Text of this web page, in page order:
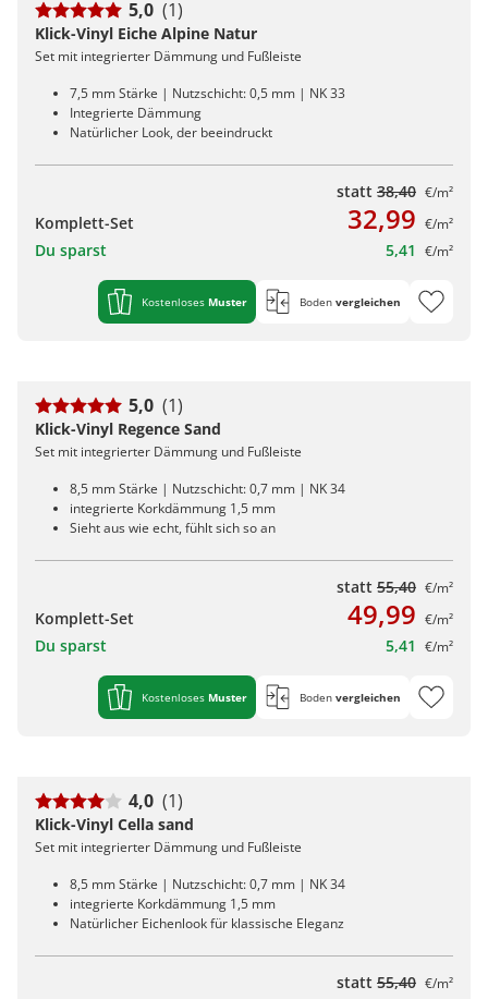
5,0 (1)
Klick-Vinyl Eiche Alpine Natur
Set mit integrierter Dämmung und Fußleiste
7,5 mm Stärke | Nutzschicht: 0,5 mm | NK 33
Integrierte Dämmung
Natürlicher Look, der beeindruckt
statt 38,40 €/m²
Komplett-Set 32,99 €/m²
Du sparst 5,41 €/m²
Kostenloses Muster Boden vergleichen
5,0 (1)
Klick-Vinyl Regence Sand
Set mit integrierter Dämmung und Fußleiste
8,5 mm Stärke | Nutzschicht: 0,7 mm | NK 34
integrierte Korkdämmung 1,5 mm
Sieht aus wie echt, fühlt sich so an
statt 55,40 €/m²
Komplett-Set 49,99 €/m²
Du sparst 5,41 €/m²
Kostenloses Muster Boden vergleichen
4,0 (1)
Klick-Vinyl Cella sand
Set mit integrierter Dämmung und Fußleiste
8,5 mm Stärke | Nutzschicht: 0,7 mm | NK 34
integrierte Korkdämmung 1,5 mm
Natürlicher Eichenlook für klassische Eleganz
statt 55,40 €/m²